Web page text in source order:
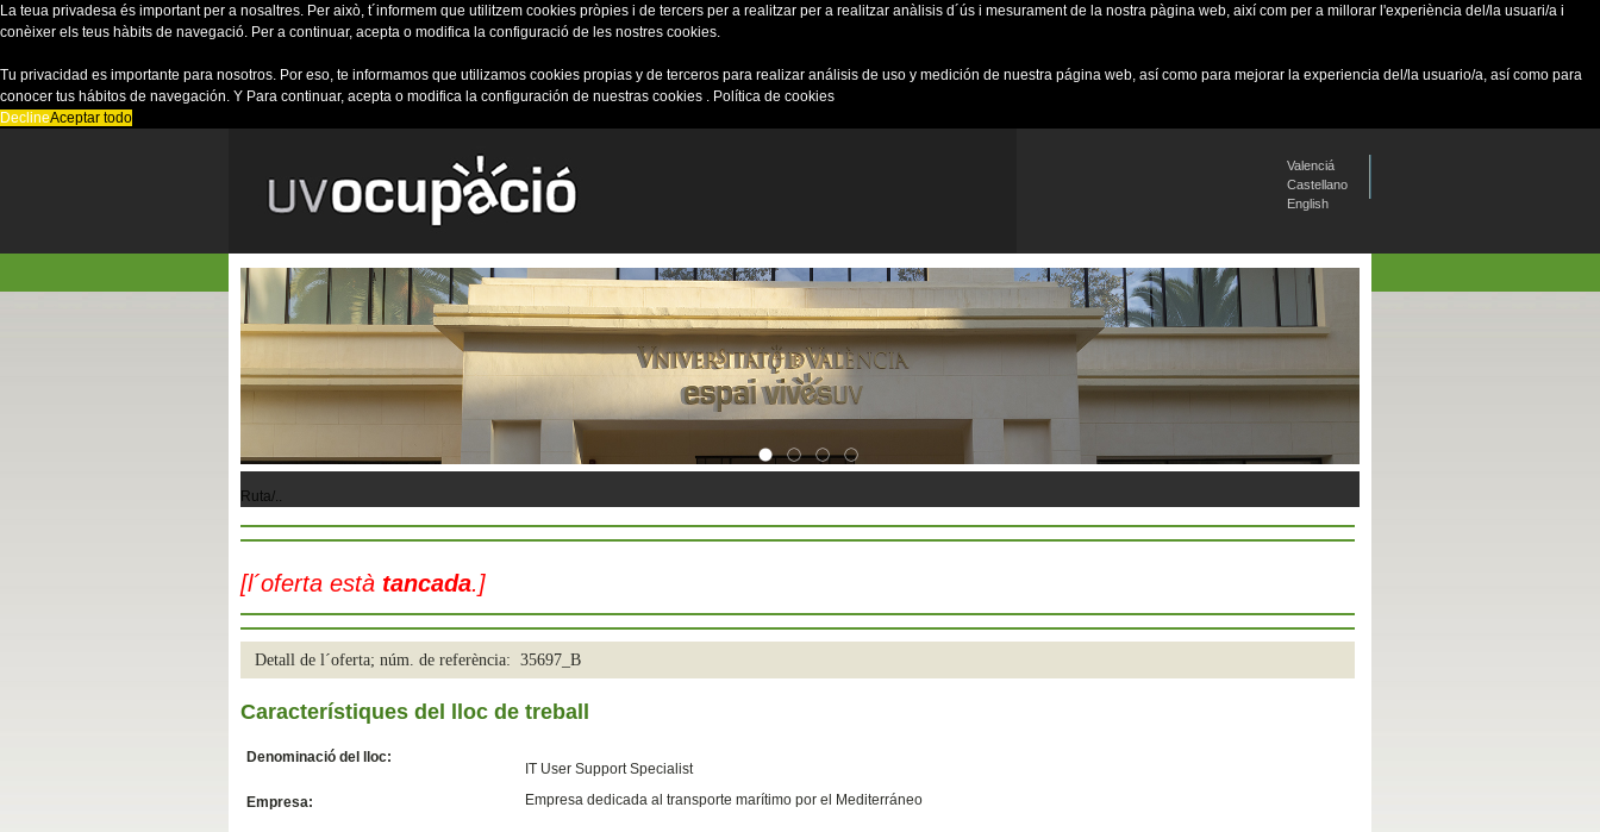
La teua privadesa és important per a nosaltres. Per això, t´informem que utilitzem cookies pròpies i de tercers per a realitzar per a realitzar anàlisis d´ús i mesurament de la nostra pàgina web, així com per a millorar l'experiència del/la usuari/a i
conèixer els teus hàbits de navegació. Per a continuar, acepta o modifica la configuració de les nostres cookies.
Tu privacidad es importante para nosotros. Por eso, te informamos que utilizamos cookies propias y de terceros para realizar análisis de uso y medición de nuestra página web, así como para mejorar la experiencia del/la usuario/a, así como para
conocer tus hábitos de navegación. Y Para continuar, acepta o modifica la configuración de nuestras cookies . Política de cookies
DeclineAceptar todo
Valenciá
Castellano
English
Ruta/..
[l´oferta està tancada.]
Detall de l´oferta; núm. de referència: 35697_B
Característiques del lloc de treball
Denominació del lloc:
IT User Support Specialist
Empresa:
Empresa dedicada al transporte marítimo por el Mediterráneo